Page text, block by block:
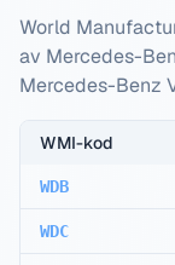
World
av Mercedes-
Mercedes-Benz
WMI-kod
WDB
WDC